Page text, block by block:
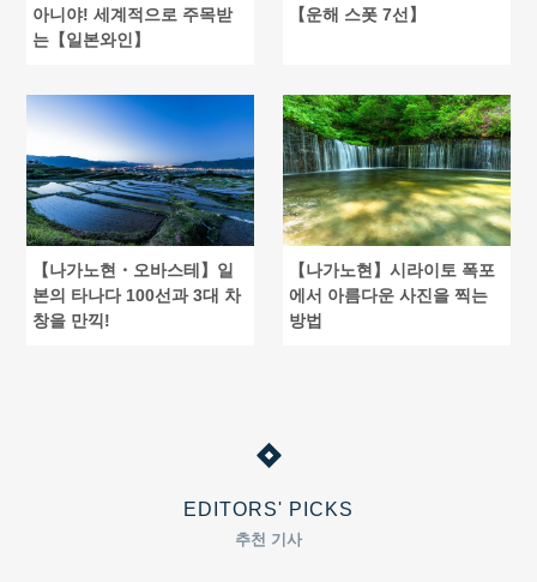
아니야! 세계적으로 주목받
는【일본와인】
【운해 스폿 7선】
【나가노현・오바스테】일
본의 타나다 100선과 3대 차
창을 만끽!
【나가노현】시라이토 폭포
에서 아름다운 사진을 찍는
방법
EDITORS' PICKS
추천 기사